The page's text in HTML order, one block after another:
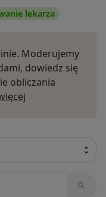
lekarza
Moderujemy
dowiedz się
obliczania